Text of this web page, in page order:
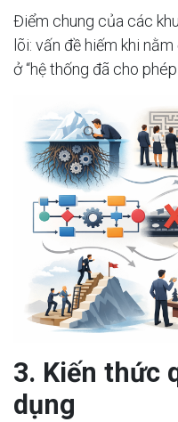
Điểm chung của các
lõi: vấn đề hiếm khi
ở “hệ thống đã cho
3. Kiến thức
dụng